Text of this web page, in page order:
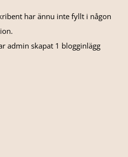
har ännu inte fyllt i någon
admin skapat 1 blogginlägg